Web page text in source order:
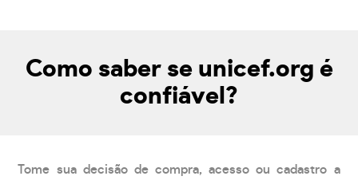
Como saber se unicef.org é
confiável?
Tome sua decisão de compra, acesso ou cadastro a